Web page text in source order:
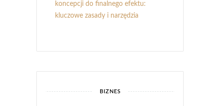
koncepcji do finalnego efektu:
kluczowe zasady i narzędzia
BIZNES